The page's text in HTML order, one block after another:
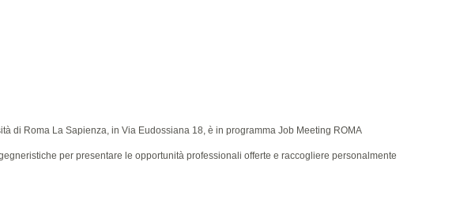
di Roma La Sapienza, in Via Eudossiana 18, è in programma Job Meeting ROMA
per presentare le opportunità professionali offerte e raccogliere personalmente